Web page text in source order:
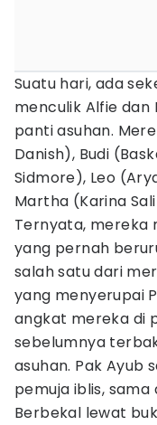
Suatu hari, ada
menculik Alfie dan
panti asuhan.
Danish), Budi
Sidmore), Leo
Martha (Karina
Ternyata, mereka
yang pernah
salah satu dari
yang menyerupai
angkat mereka di
sebelumnya
asuhan. Pak Ayub
pemuja iblis,
Berbekal lewat